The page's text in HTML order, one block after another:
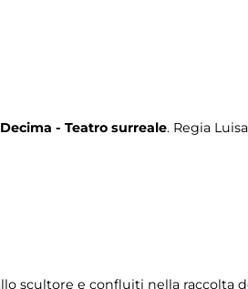
- Teatro surreale. Regia
scultore e confluiti nella raccolta